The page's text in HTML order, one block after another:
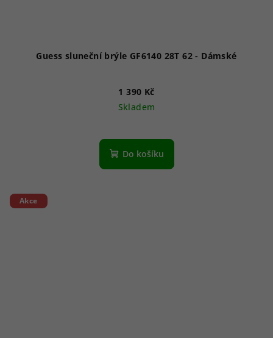
Guess sluneční brýle GF6140 28T 62 - Dámské
1 390 Kč
Skladem
Do košíku
Akce